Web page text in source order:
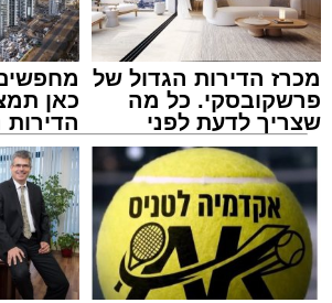
מכרז הדירות הגדול של
פרשקובסקי. כל מה
שצריך לדעת לפני
שמגישים הצעה לדירה
באשדוד
כאן